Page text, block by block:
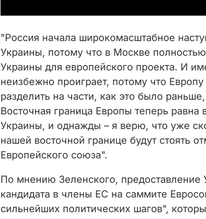
i
d
e
o
"Россия начала широкомасштабное
Украины, потому что в Москве
Украины для европейского проекта. И
неизбежно проиграет, потому что
разделить на части, как это было
Восточная граница Европы теперь равна
Украины, и однажды – я верю, что уже
нашей восточной границе будут стоять
Европейского союза".
По мнению Зеленского, предоставление
кандидата в члены ЕС на саммите
сильнейших политических шагов",